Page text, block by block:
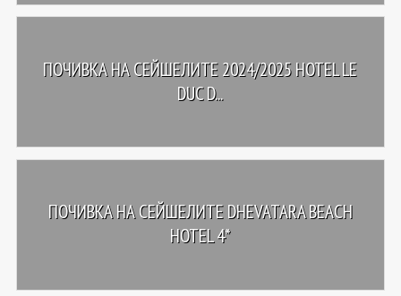
ПОЧИВКА НА СЕЙШЕЛИТЕ 2024/2025 HOTEL LE
DUC D...
ПОЧИВКА НА СЕЙШЕЛИТЕ DHEVATARA BEACH
HOTEL 4*